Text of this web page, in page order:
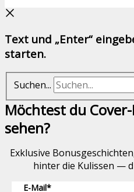
Text und „Enter“
starten.
Suchen...
Möchtest du
sehen?
Exklusive
hinter die Kulissen —
E-Mail*